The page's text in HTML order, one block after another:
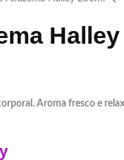
Halley
Aroma fresco e